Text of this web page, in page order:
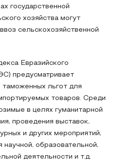
государственной
хозяйства могут
сельскохозяйственной
Евразийского
предусматривает
таможенных льгот для
товаров. Среди
в целях гуманитарной
проведения выставок,
и других мероприятий,
образовательной,
деятельности и т.д.